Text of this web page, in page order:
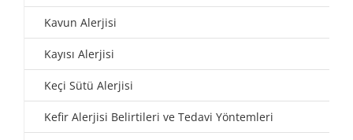
Kavun Alerjisi
Kayısı Alerjisi
Keçi Sütü Alerjisi
Kefir Alerjisi Belirtileri ve Tedavi Yöntemleri